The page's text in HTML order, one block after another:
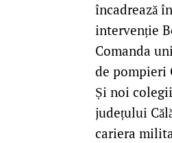
încadrează
intervenție
Comanda
de pompieri
Și noi
județului
cariera